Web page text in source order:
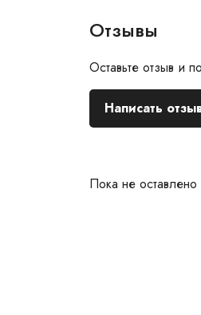
Отзывы
Оставьте отзыв и
Написать
Пока не